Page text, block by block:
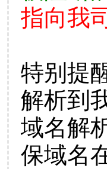
指向我
特别提
解析到
域名解
保域名